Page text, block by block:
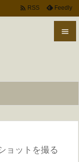

 RSS Feedly
ョットを撮る